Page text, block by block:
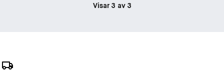
Visar 3 av 3